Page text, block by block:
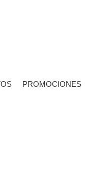
PROMOCIONES